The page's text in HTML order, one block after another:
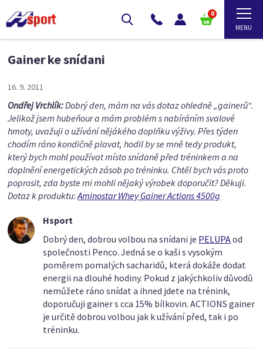
0
Gainer ke snídani
16. 9. 2011
Ondřej Vrchlík:Dobrý den, mám na vás dotaz ohledně „gainerů“.
Jelikož jsem hubeňour a mám problém s nabíráním svalové
hmoty, uvažuji o užívání nějákého doplňku výživy. Přes týden
chodím ráno kondičně plavat, hodil by se mně tedy produkt,
který bych mohl používat místo snídaně před tréninkem a na
doplnění energetických zásob po tréninku. Chtěl bych vás proto
poprosit, zda byste mi mohli nějaký výrobek doporučit? Děkuji.
Dotaz k produktu:Aminostar Whey Gainer Actions 4500g
Hsport
Dobrý den, dobrou volbou na snídani je PELUPAod
společnosti Penco. Jedná se o kaši s vysokým
poměrem pomalých sacharidů, která dokáže dodat
energii na dlouhé hodiny. Pokud z jakýchkoliv důvodů
nemůžete ráno snídat a ihned jdete na trénink,
doporučuji gainer s cca 15% bílkovin. ACTIONS gainer
je určitě dobrou volbou jak k užívání před, tak i po
tréninku.